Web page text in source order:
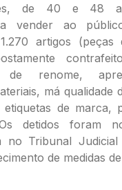
de 40 e 48
vender ao
artigos
de renome,
má qualidade
etiquetas de marca,
detidos foram
no Tribunal
de medidas